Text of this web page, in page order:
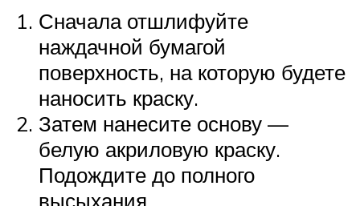
Сначала отшлифуйте
наждачной бумагой
поверхность, на которую будете
наносить краску.
Затем нанесите основу —
белую акриловую краску.
Подождите до полного
высыхания.